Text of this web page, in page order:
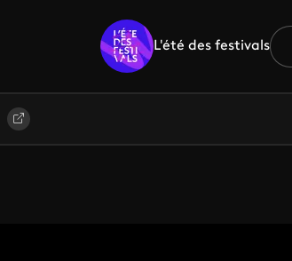
L'été des festivals